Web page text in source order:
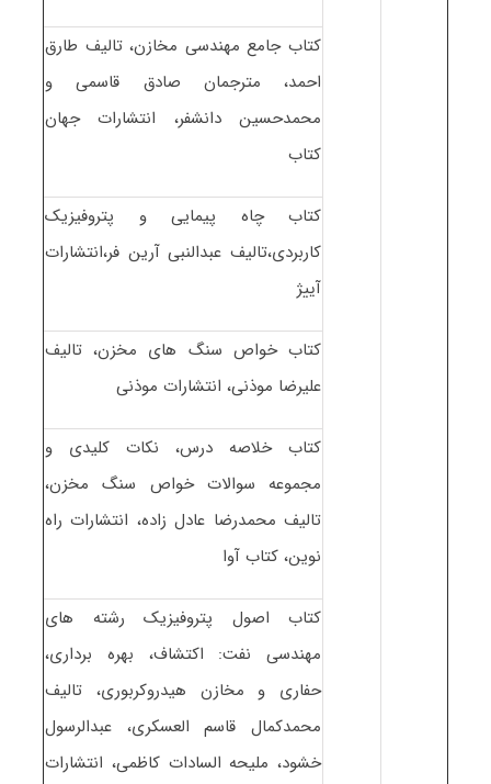
کتاب جامع مهندسی مخازن، تالیف طارق
احمد، مترجمان صادق قاسمی و
محمدحسین دانشفر، انتشارات جهان
کتاب
کتاب چاه پیمایی و پتروفیزیک
کاربردی،تالیف عبدالنبی آرین فر،انتشارات
آییژ
کتاب خواص سنگ های مخزن، تالیف
علیرضا موذنی، انتشارات موذنی
کتاب خلاصه درس، نکات کلیدی و
مجموعه سوالات خواص سنگ مخزن،
تالیف محمدرضا عادل زاده، انتشارات راه
نوین، کتاب آوا
کتاب اصول پتروفیزیک رشته های
مهندسی نفت: اکتشاف، بهره برداری،
حفاری و مخازن هیدروکربوری، تالیف
محمدکمال قاسم العسکری، عبدالرسول
خشود، ملیحه السادات کاظمی، انتشارات